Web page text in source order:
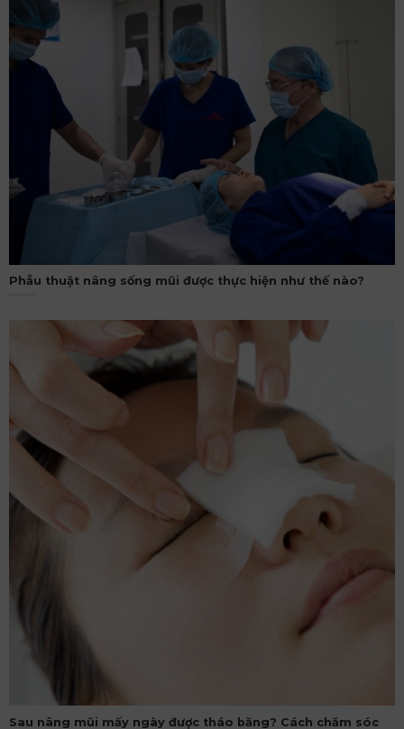
Phẫu thuật nâng sống mũi được thực hiện như thế nào?
Sau nâng mũi mấy ngày được tháo băng? Cách chăm sóc